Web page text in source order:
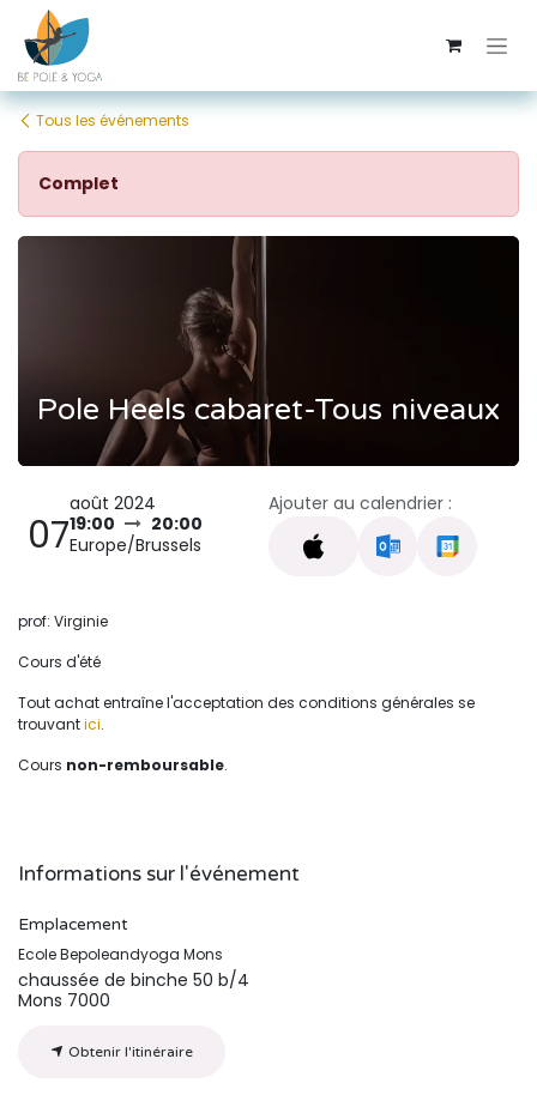
Se rendre au contenu
Tous les événements
Complet
Pole Heels cabaret-Tous niveaux
07
août 2024
19:00
20:00
Europe/Brussels
Ajouter au calendrier :
prof: Virginie
Cours d'été
Tout achat entraîne l'acceptation des conditions générales se
trouvantici.
Cours non-remboursable.
Informations sur l'événement
Emplacement
Ecole Bepoleandyoga Mons
chaussée de binche 50 b/4
Mons 7000
Obtenir l'itinéraire